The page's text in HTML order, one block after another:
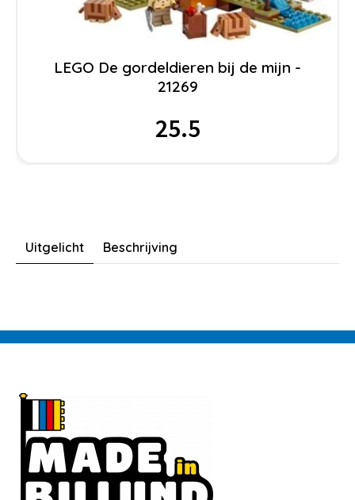
LEGO De gordeldieren bij de mijn -
21269
25.5
Uitgelicht Beschrijving